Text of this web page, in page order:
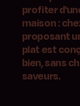
profiter
maison :
proposant
plat est
bien, sans
saveurs.